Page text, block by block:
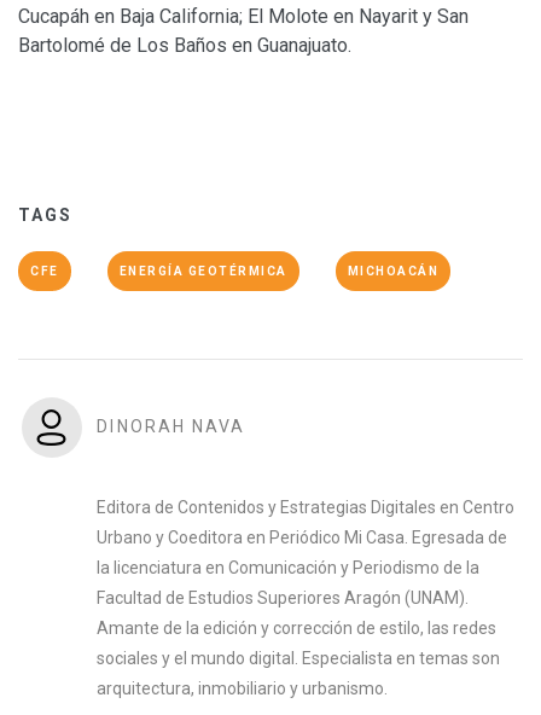
Cucapáh en Baja California; El Molote en Nayarit y San
Bartolomé de Los Baños en Guanajuato.
TAGS
CFE ENERGÍA GEOTÉRMICA MICHOACÁN
DINORAH NAVA
Editora de Contenidos y Estrategias Digitales en Centro
Urbano y Coeditora en Periódico Mi Casa. Egresada de
la licenciatura en Comunicación y Periodismo de la
Facultad de Estudios Superiores Aragón (UNAM).
Amante de la edición y corrección de estilo, las redes
sociales y el mundo digital. Especialista en temas son
arquitectura, inmobiliario y urbanismo.